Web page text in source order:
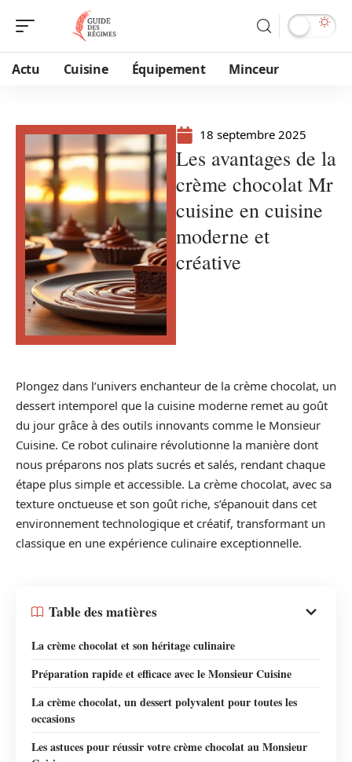
Actu Cuisine Équipement Minceur
18 septembre 2025
Les avantages de la
crème chocolat Mr
cuisine en cuisine
moderne et
créative
Plongez dans l’univers enchanteur de la crème chocolat, un
dessert intemporel que la cuisine moderne remet au goût
du jour grâce à des outils innovants comme le Monsieur
Cuisine. Ce robot culinaire révolutionne la manière dont
nous préparons nos plats sucrés et salés, rendant chaque
étape plus simple et accessible. La crème chocolat, avec sa
texture onctueuse et son goût riche, s’épanouit dans cet
environnement technologique et créatif, transformant un
classique en une expérience culinaire exceptionnelle.
Table des matières
La crème chocolat et son héritage culinaire
Préparation rapide et efficace avec le Monsieur Cuisine
La crème chocolat, un dessert polyvalent pour toutes les
occasions
Les astuces pour réussir votre crème chocolat au Monsieur